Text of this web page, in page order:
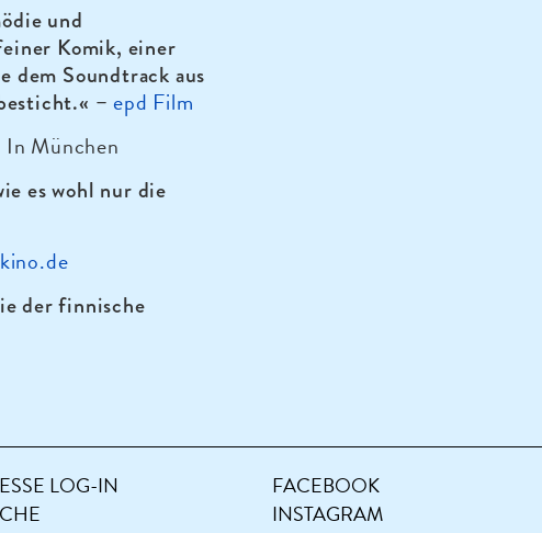
und
Komik, einer
dem Soundtrack aus
– epd Film
In München
es wohl nur die
der finnische
LOG-IN
FACEBOOK
INSTAGRAM